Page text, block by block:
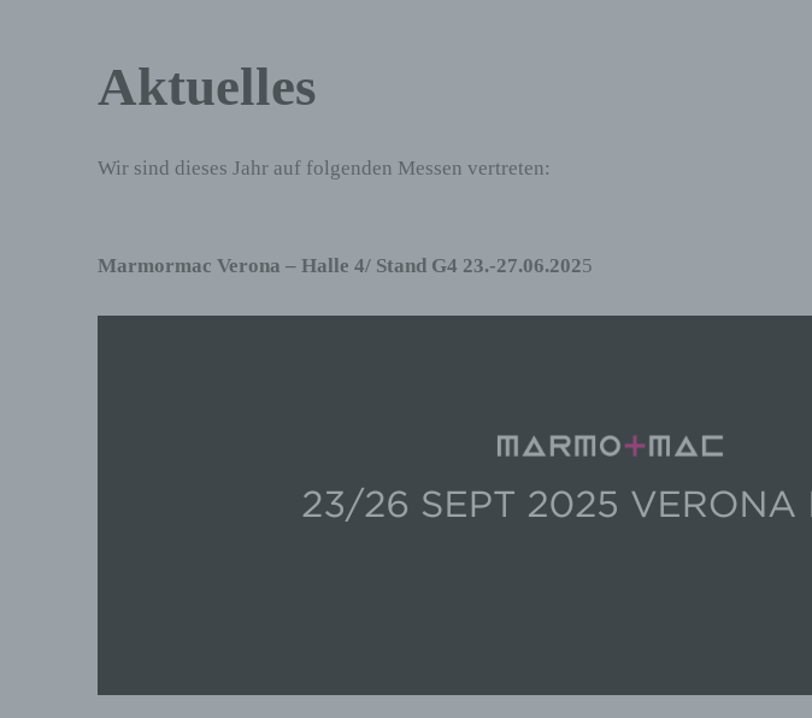
Aktuelles
Wir sind dieses Jahr auf folgenden Messen vertreten:
Marmormac Verona – Halle 4/ Stand G4 23.-27.06.2025